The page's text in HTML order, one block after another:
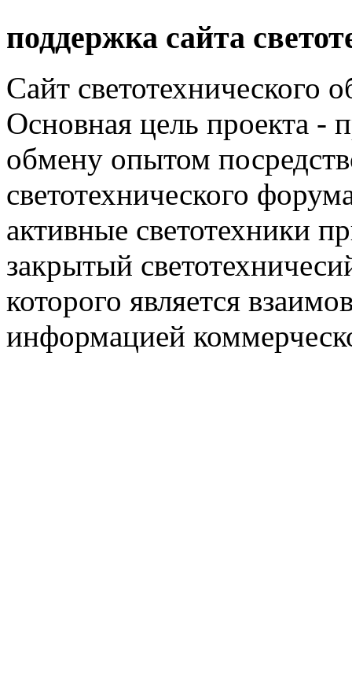
поддержка сайта
Сайт светотехнического
Основная цель проекта -
обмену опытом
светотехнического
активные светотехники
закрытый
которого является
информацией